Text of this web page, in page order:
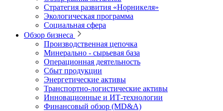
Стратегия развития «Норникеля»
Экологическая программа
Социальная сфера
Обзор бизнеса
Производственная цепочка
Минерально ‑ сырьевая база
Операционная деятельность
Сбыт продукции
Энергетические активы
Транспортно-логистические активы
Инновационные и ИТ‑технологии
Финансовый обзор (MD&A)